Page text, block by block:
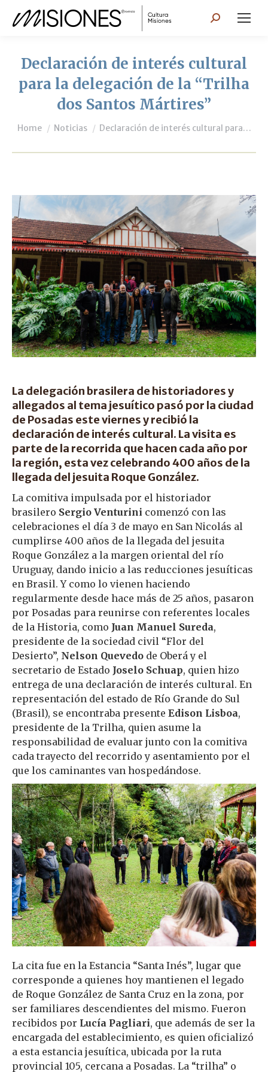
Search:
Declaración de interés cultural
para la delegación de la “Trilha
dos Santos Mártires”
You are here:
Home Noticias Declaración de interés cultural para…
La delegación brasilera de historiadores y
allegados al tema jesuítico pasó por la ciudad
de Posadas este viernes y recibió la
declaración de interés cultural. La visita es
parte de la recorrida que hacen cada año por
la región, esta vez celebrando 400 años de la
llegada del jesuita Roque González.
La comitiva impulsada por el historiador
brasilero Sergio Venturini comenzó con las
celebraciones el día 3 de mayo en San Nicolás al
cumplirse 400 años de la llegada del jesuita
Roque González a la margen oriental del río
Uruguay, dando inicio a las reducciones jesuíticas
en Brasil. Y como lo vienen haciendo
regularmente desde hace más de 25 años, pasaron
por Posadas para reunirse con referentes locales
de la Historia, como Juan Manuel Sureda,
presidente de la sociedad civil “Flor del
Desierto”, Nelson Quevedo de Oberá y el
secretario de Estado Joselo Schuap, quien hizo
entrega de una declaración de interés cultural. En
representación del estado de Río Grande do Sul
(Brasil), se encontraba presente Edison Lisboa,
presidente de la Trilha, quien asume la
responsabilidad de evaluar junto con la comitiva
cada trayecto del recorrido y asentamiento por el
que los caminantes van hospedándose.
La cita fue en la Estancia “Santa Inés”, lugar que
corresponde a quienes hoy mantienen el legado
de Roque González de Santa Cruz en la zona, por
ser familiares descendientes del mismo. Fueron
recibidos por Lucía Pagliari, que además de ser la
encargada del establecimiento, es quien oficializó
a esta estancia jesuítica, ubicada por la ruta
provincial 105, cercana a Posadas. La “trilha” o